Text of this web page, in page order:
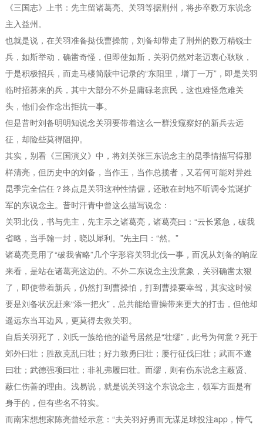
《三国志》上书：先主留诸葛亮、关羽等据荆州，将步卒数万东说念
主入益州。
也就是说，在关羽准备挞伐曹操前，刘备却带走了荆州的数万精锐士
兵，如斯举动，确凿奇怪，但即使如斯，关羽仍然对老迈衷心耿耿，
于是积极招兵，而走马楼简牍中记录的“东阳里，增丁一万”，即是关羽
临时招募来的兵，其中大部分不外是庸碌老庶民，这也难怪危难关
头，他们会作念出拒抗一事。
但是昔时刘备明明知说念关羽要带着这么一群没窥察好的新兵去远
征，却险些莫得阻抑。
其实，别看《三国演义》中，将刘关张三东说念主的昆季情描写得那
样清亮，但历史中的刘备，当作王，当作总揽者，又若何可能对异姓
昆季完全信任？终点是关羽这种性情倔，还敢在封地不听调令荒诞扩
军的东说念主。昔时汗青中曾这么描写说念：
关羽北伐，书与先主，先主示之诸葛亮，诸葛亮曰：“云长紧急，破我
省略，当手翰一封，晓以犀利。”先主曰：“然。”
诸葛亮竟用了“破我省略”几个字形容关羽北伐一事，而况从刘备的响应
来看，是站在诸葛亮这边的。不外二东说念主没意象，关羽确凿太狠
了，即使带着新兵，仍然打到曹操怕，打到曹操要幸驾，其实这时候
要是刘备状况赶来“添一把火”，总共能给曹操带来更大的打击，但他却
遥远东当耳边风，更莫得去救关羽。
自后关羽死了，刘氏一族给他的谥号居然是“壮缪”，此号为何意？死于
郊外曰壮；胜敌克乱曰壮；好力致勇曰壮；屡行征伐曰壮；武而不遂
曰壮；武德强项曰壮；非礼弗履曰壮。而缪，则有伤东说念主蔽贤、
蔽仁伤善的理由。浅易说，就是说关羽这个东说念主，领军方面是有
身手的，但有些名不符实。
而南宋想想家陈亮曾经示意：“夫关羽好勇而无谋足球投注app，恃气